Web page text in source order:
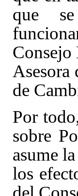
que
Asesora
de
Por
sobre
asume
los